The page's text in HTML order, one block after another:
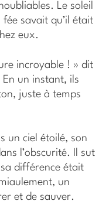
Le soleil
savait qu’il était
eux.
incroyable ! » dit
un instant, ils
juste à temps
un ciel étoilé, son
l’obscurité. Il sut
différence était
un
et de sauver.